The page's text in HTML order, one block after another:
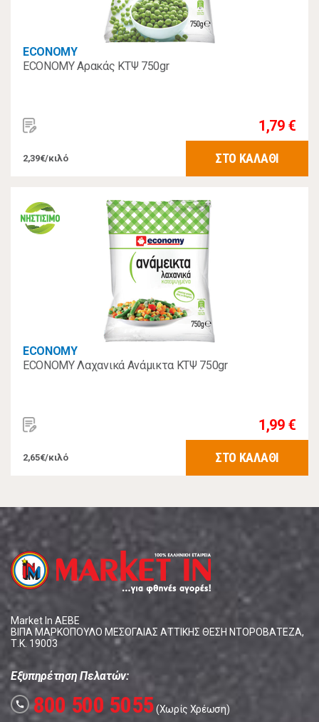
ECONOMY
ECONOMY Αρακάς ΚΤΨ 750gr
1,79 €
2,39€/κιλό ΣΤΟ ΚΑΛΑΘΙ
ECONOMY
ECONOMY Λαχανικά Ανάμικτα ΚΤΨ 750gr
1,99 €
2,65€/κιλό ΣΤΟ ΚΑΛΑΘΙ
Market In ΑΕΒΕ
ΒΙΠΑ ΜΑΡΚΟΠΟΥΛΟ ΜΕΣΟΓΑΙΑΣ ΑΤΤΙΚΗΣ ΘΕΣΗ ΝΤΟΡΟΒΑΤΕΖΑ,
Τ.Κ. 19003
Εξυπηρέτηση Πελατών:
call 800 500 5055(Χωρίς Χρέωση)